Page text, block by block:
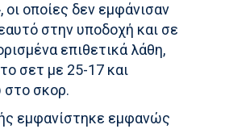
οι οποίες δεν εμφάνισαν
στην υποδοχή και σε
επιθετικά λάθη,
σετ με 25-17 και
στο σκορ.
εμφανίστηκε εμφανώς